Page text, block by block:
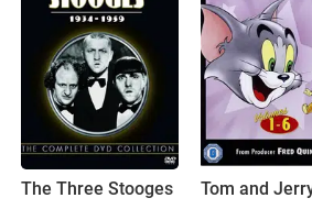
The Three Stooges